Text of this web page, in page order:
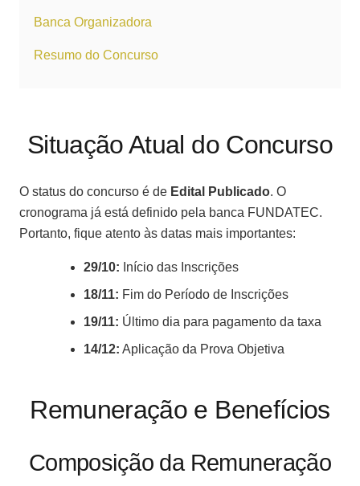
Banca Organizadora
Resumo do Concurso
Situação Atual do Concurso
O status do concurso é de Edital Publicado. O
cronograma já está definido pela banca FUNDATEC.
Portanto, fique atento às datas mais importantes:
29/10: Início das Inscrições
18/11: Fim do Período de Inscrições
19/11: Último dia para pagamento da taxa
14/12: Aplicação da Prova Objetiva
Remuneração e Benefícios
Composição da Remuneração